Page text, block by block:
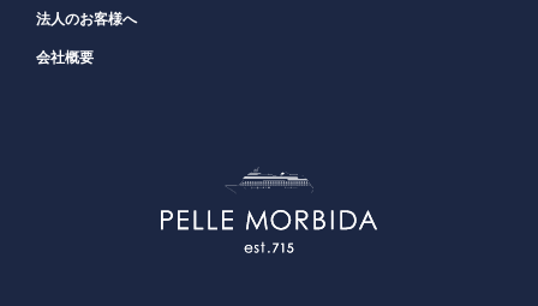
法人のお客様へ
会社概要